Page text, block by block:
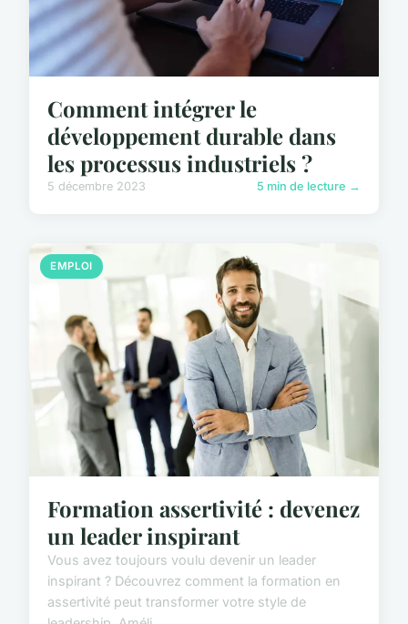
Comment intégrer le
développement durable dans
les processus industriels ?
5 décembre 2023 5 min de lecture →
EMPLOI
Formation assertivité : devenez
un leader inspirant
Vous avez toujours voulu devenir un leader
inspirant ? Découvrez comment la formation en
assertivité peut transformer votre style de